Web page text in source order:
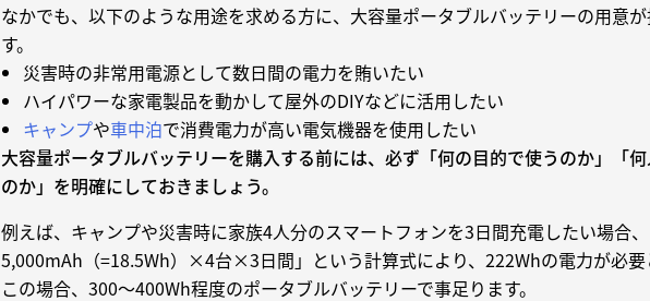
なかでも、以下のような用途を求める方に、大容量ポータブルバッテリーの用意
す。
災害時の非常用電源として数日間の電力を賄いたい
ハイパワーな家電製品を動かして屋外のDIYなどに活用したい
キャンプや車中泊で消費電力が高い電気機器を使用したい
大容量ポータブルバッテリーを購入する前には、必ず「何の目的で使うのか」「
のか」を明確にしておきましょう。
例えば、キャンプや災害時に家族4人分のスマートフォンを3日間充電したい場合
5,000mAh（=18.5Wh）×4台×3日間」という計算式により、222Whの電力が必要
この場合、300〜400Wh程度のポータブルバッテリーで事足ります。